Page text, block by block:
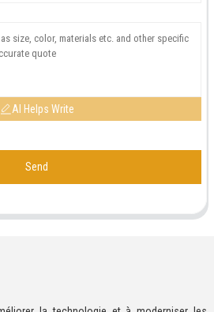
AI Helps Write
Send